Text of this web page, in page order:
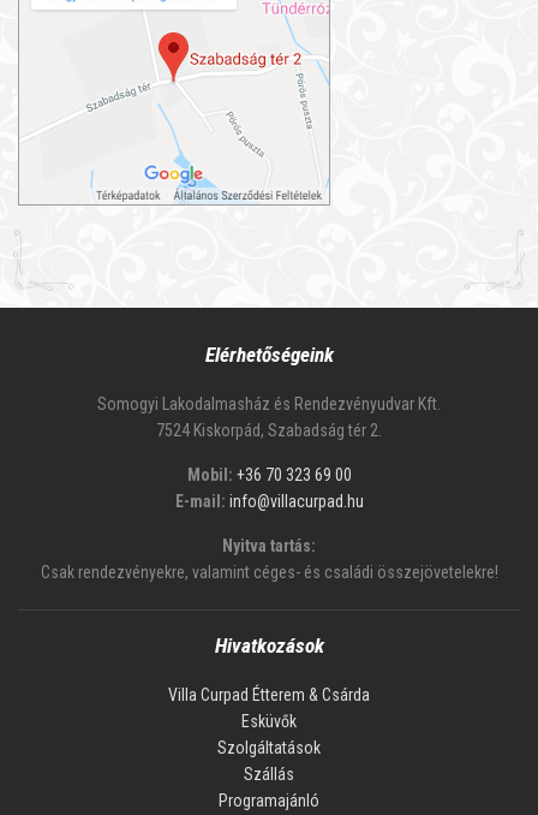
Elérhetőségeink
Somogyi Lakodalmasház és Rendezvényudvar Kft.
7524 Kiskorpád, Szabadság tér 2.
Mobil: +36 70 323 69 00
E-mail: info@villacurpad.hu
Nyitva tartás:
Csak rendezvényekre, valamint céges- és családi összejövetelekre!
Hivatkozások
Villa Curpad Étterem & Csárda
Esküvők
Szolgáltatások
Szállás
Programajánló